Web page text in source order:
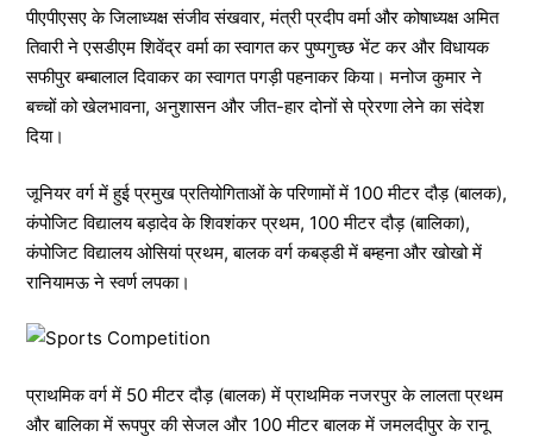
पीएपीएसए के जिलाध्यक्ष संजीव संखवार, मंत्री प्रदीप वर्मा और कोषाध्यक्ष अमित
तिवारी ने एसडीएम शिवेंद्र वर्मा का स्वागत कर पुष्पगुच्छ भेंट कर और विधायक
सफीपुर बम्बालाल दिवाकर का स्वागत पगड़ी पहनाकर किया। मनोज कुमार ने
बच्चों को खेलभावना, अनुशासन और जीत-हार दोनों से प्रेरणा लेने का संदेश
दिया।
जूनियर वर्ग में हुई प्रमुख प्रतियोगिताओं के परिणामों में 100 मीटर दौड़ (बालक),
कंपोजिट विद्यालय बड़ादेव के शिवशंकर प्रथम, 100 मीटर दौड़ (बालिका),
कंपोजिट विद्यालय ओसियां प्रथम, बालक वर्ग कबड्डी में बम्हना और खोखो में
रानियामऊ ने स्वर्ण लपका।
प्राथमिक वर्ग में 50 मीटर दौड़ (बालक) में प्राथमिक नजरपुर के लालता प्रथम
और बालिका में रूपपुर की सेजल और 100 मीटर बालक में जमलदीपुर के रानू